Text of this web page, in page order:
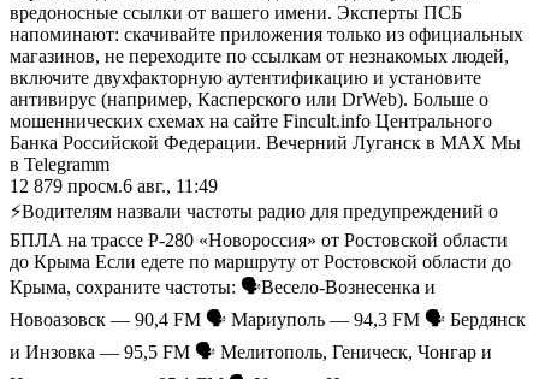
вредоносные ссылки от вашего имени. Эксперты ПСБ
напоминают: скачивайте приложения только из официальных
магазинов, не переходите по ссылкам от незнакомых людей,
включите двухфакторную аутентификацию и установите
антивирус (например, Касперского или DrWeb). Больше о
мошеннических схемах на сайте Fincult.info Центрального
Банка Российской Федерации. Вечерний Луганск в MAX Мы
в Telegramm
12 879 просм.6 авг., 11:49
⚡️Водителям назвали частоты радио для предупреждений о
БПЛА на трассе Р-280 «Новороссия» от Ростовской области
до Крыма Если едете по маршруту от Ростовской области до
Крыма, сохраните частоты: 🗣Весело-Вознесенка и
Новоазовск — 90,4 FM 🗣 Мариуполь — 94,3 FM 🗣 Бердянск
и Инзовка — 95,5 FM 🗣 Мелитополь, Геническ, Чонгар и